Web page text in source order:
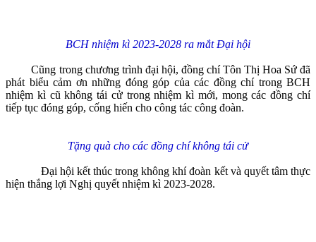
BCH nhiệm kì 2023-2028 ra mắt Đại hội
Cũng trong chương trình đại hội, đồng chí Tôn Thị Hoa Sứ đã
phát biểu cảm ơn những đóng góp của các đồng chí trong BCH
nhiệm kì cũ không tái cử trong nhiệm kì mới, mong các đồng chí
tiếp tục đóng góp, cống hiến cho công tác công đoàn.
Tặng quà cho các đồng chí không tái cử
Đại hội kết thúc trong không khí đoàn kết và quyết tâm thực
hiện thắng lợi Nghị quyết nhiệm kì 2023-2028.